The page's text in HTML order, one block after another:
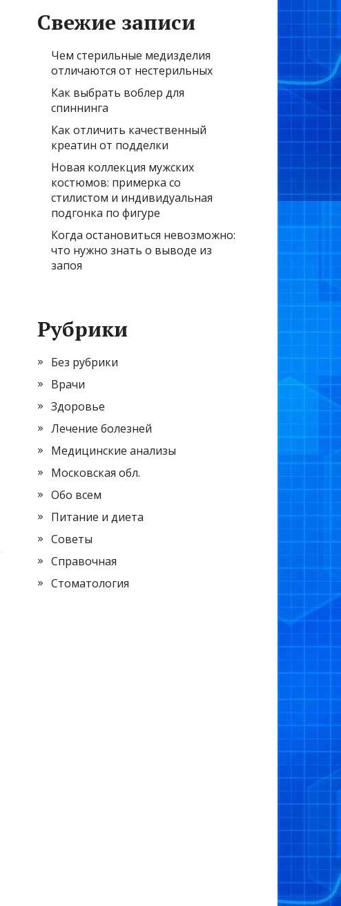
Свежие записи
Чем стерильные медизделия
отличаются от нестерильных
Как выбрать воблер для
спиннинга
Как отличить качественный
креатин от подделки
Новая коллекция мужских
костюмов: примерка со
стилистом и индивидуальная
подгонка по фигуре
Когда остановиться невозможно:
что нужно знать о выводе из
запоя
Рубрики
Без рубрики
Врачи
Здоровье
Лечение болезней
Медицинские анализы
Московская обл.
Обо всем
Питание и диета
Советы
Справочная
Стоматология